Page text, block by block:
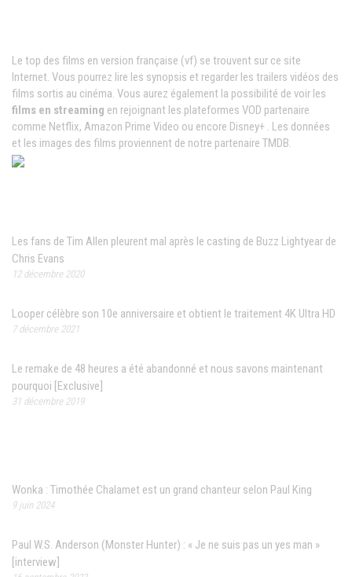
Le top des films en version française (vf) se trouvent sur ce site
Internet. Vous pourrez lire les synopsis et regarder les trailers vidéos des
films sortis au cinéma. Vous aurez également la possibilité de voir les
films en streaming en rejoignant les plateformes VOD partenaire
comme Netflix, Amazon Prime Video ou encore Disney+ . Les données
et les images des films proviennent de notre partenaire TMDB.
Les fans de Tim Allen pleurent mal après le casting de Buzz Lightyear de
Chris Evans
12 décembre 2020
Looper célèbre son 10e anniversaire et obtient le traitement 4K Ultra HD
7 décembre 2021
Le remake de 48 heures a été abandonné et nous savons maintenant
pourquoi [Exclusive]
31 décembre 2019
Wonka : Timothée Chalamet est un grand chanteur selon Paul King
9 juin 2024
Paul W.S. Anderson (Monster Hunter) : « Je ne suis pas un yes man »
[interview]